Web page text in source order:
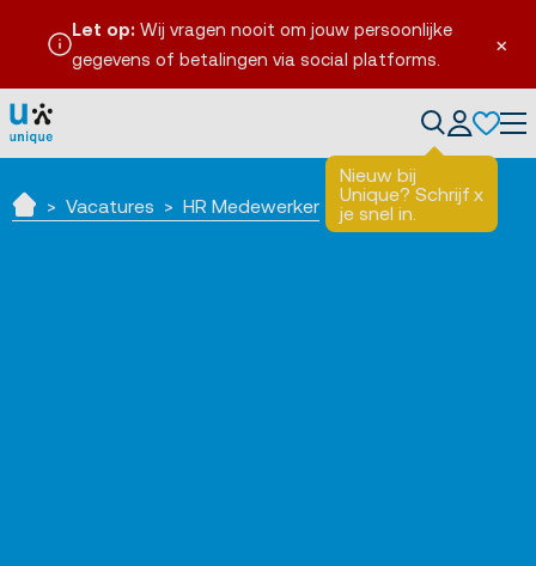
×
Let op: Wij vragen nooit om jouw persoonlijke
gegevens of betalingen via social platforms.
Nieuw bij
Unique? Schrijf
je snel in.
x
Vacatures HR Medewerker